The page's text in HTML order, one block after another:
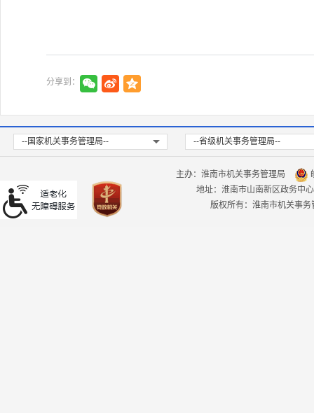
分享到：
--国家机关事务管理局-- --省级机关事务管理局--
主办：淮南市机关事务管理局
地址：淮南市山南新区政务中
版权所有：淮南市机关事务